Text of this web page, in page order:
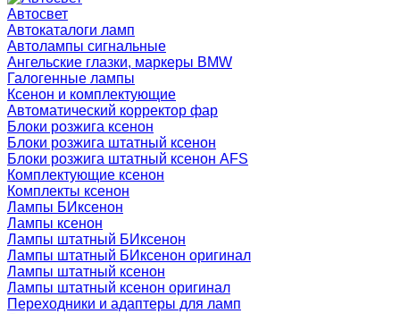
Автосвет
Автокаталоги ламп
Автолампы сигнальные
Ангельские глазки, маркеры BMW
Галогенные лампы
Ксенон и комплектующие
Автоматический корректор фар
Блоки розжига ксенон
Блоки розжига штатный ксенон
Блоки розжига штатный ксенон AFS
Комплектующие ксенон
Комплекты ксенон
Лампы БИксенон
Лампы ксенон
Лампы штатный БИксенон
Лампы штатный БИксенон оригинал
Лампы штатный ксенон
Лампы штатный ксенон оригинал
Переходники и адаптеры для ламп